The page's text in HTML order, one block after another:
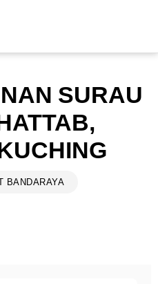
SURAU
BANDARAYA